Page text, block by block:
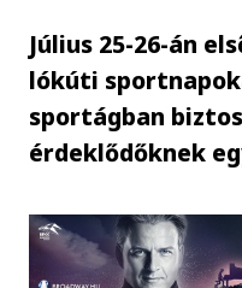
Július 25-26-án
lókúti
sportágban
érdeklődőknek